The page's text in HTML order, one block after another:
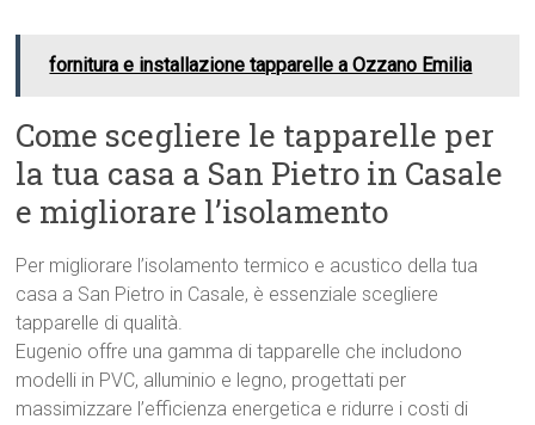
fornitura e installazione tapparelle a Ozzano Emilia
Come scegliere le tapparelle per
la tua casa a San Pietro in Casale
e migliorare l’isolamento
Per migliorare l’isolamento termico e acustico della tua
casa a San Pietro in Casale, è essenziale scegliere
tapparelle di qualità.
Eugenio offre una gamma di tapparelle che includono
modelli in PVC, alluminio e legno, progettati per
massimizzare l’efficienza energetica e ridurre i costi di